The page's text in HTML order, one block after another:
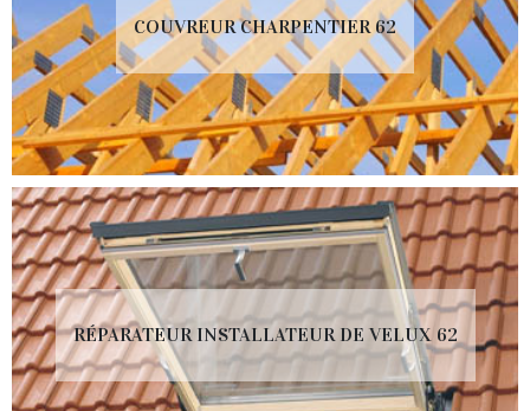
COUVREUR CHARPENTIER 62
RÉPARATEUR INSTALLATEUR DE VELUX 62